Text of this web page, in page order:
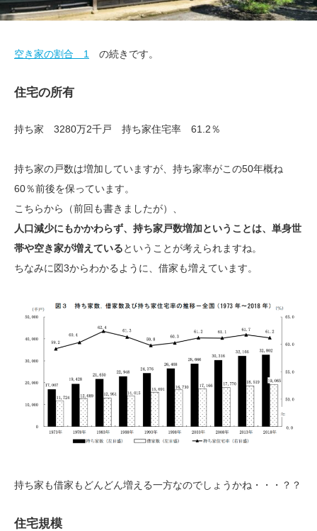
空き家の割合 1 の続きです。
住宅の所有
持ち家 3280万2千戸 持ち家住宅率 61.2％
持ち家の戸数は増加していますが、持ち家率がこの50年概ね
60％前後を保っています。
こちらから（前回も書きましたが）、
人口減少にもかかわらず、持ち家戸数増加ということは、単身世
帯や空き家が増えているということが考えられますね。
ちなみに図3からわかるように、借家も増えています。
持ち家も借家もどんどん増える一方なのでしょうかね・・・？？
住宅規模